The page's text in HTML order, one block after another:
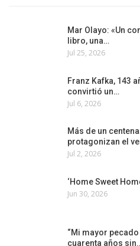
Mar Olayo: «Un
libro, una…
Jul 25, 2026
Franz Kafka, 143
convirtió un…
Jul 6, 2026
Más de un
protagonizan el
Jul 2, 2026
‘Home Sweet
Jun 30, 2026
“Mi mayor
cuarenta años